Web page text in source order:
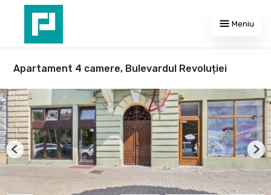
Meniu
Apartament 4 camere, Bulevardul Revoluției
Previous